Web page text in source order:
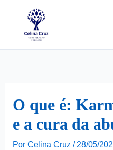
O que é:
e a cura da
Por Celina Cruz / 28/05/